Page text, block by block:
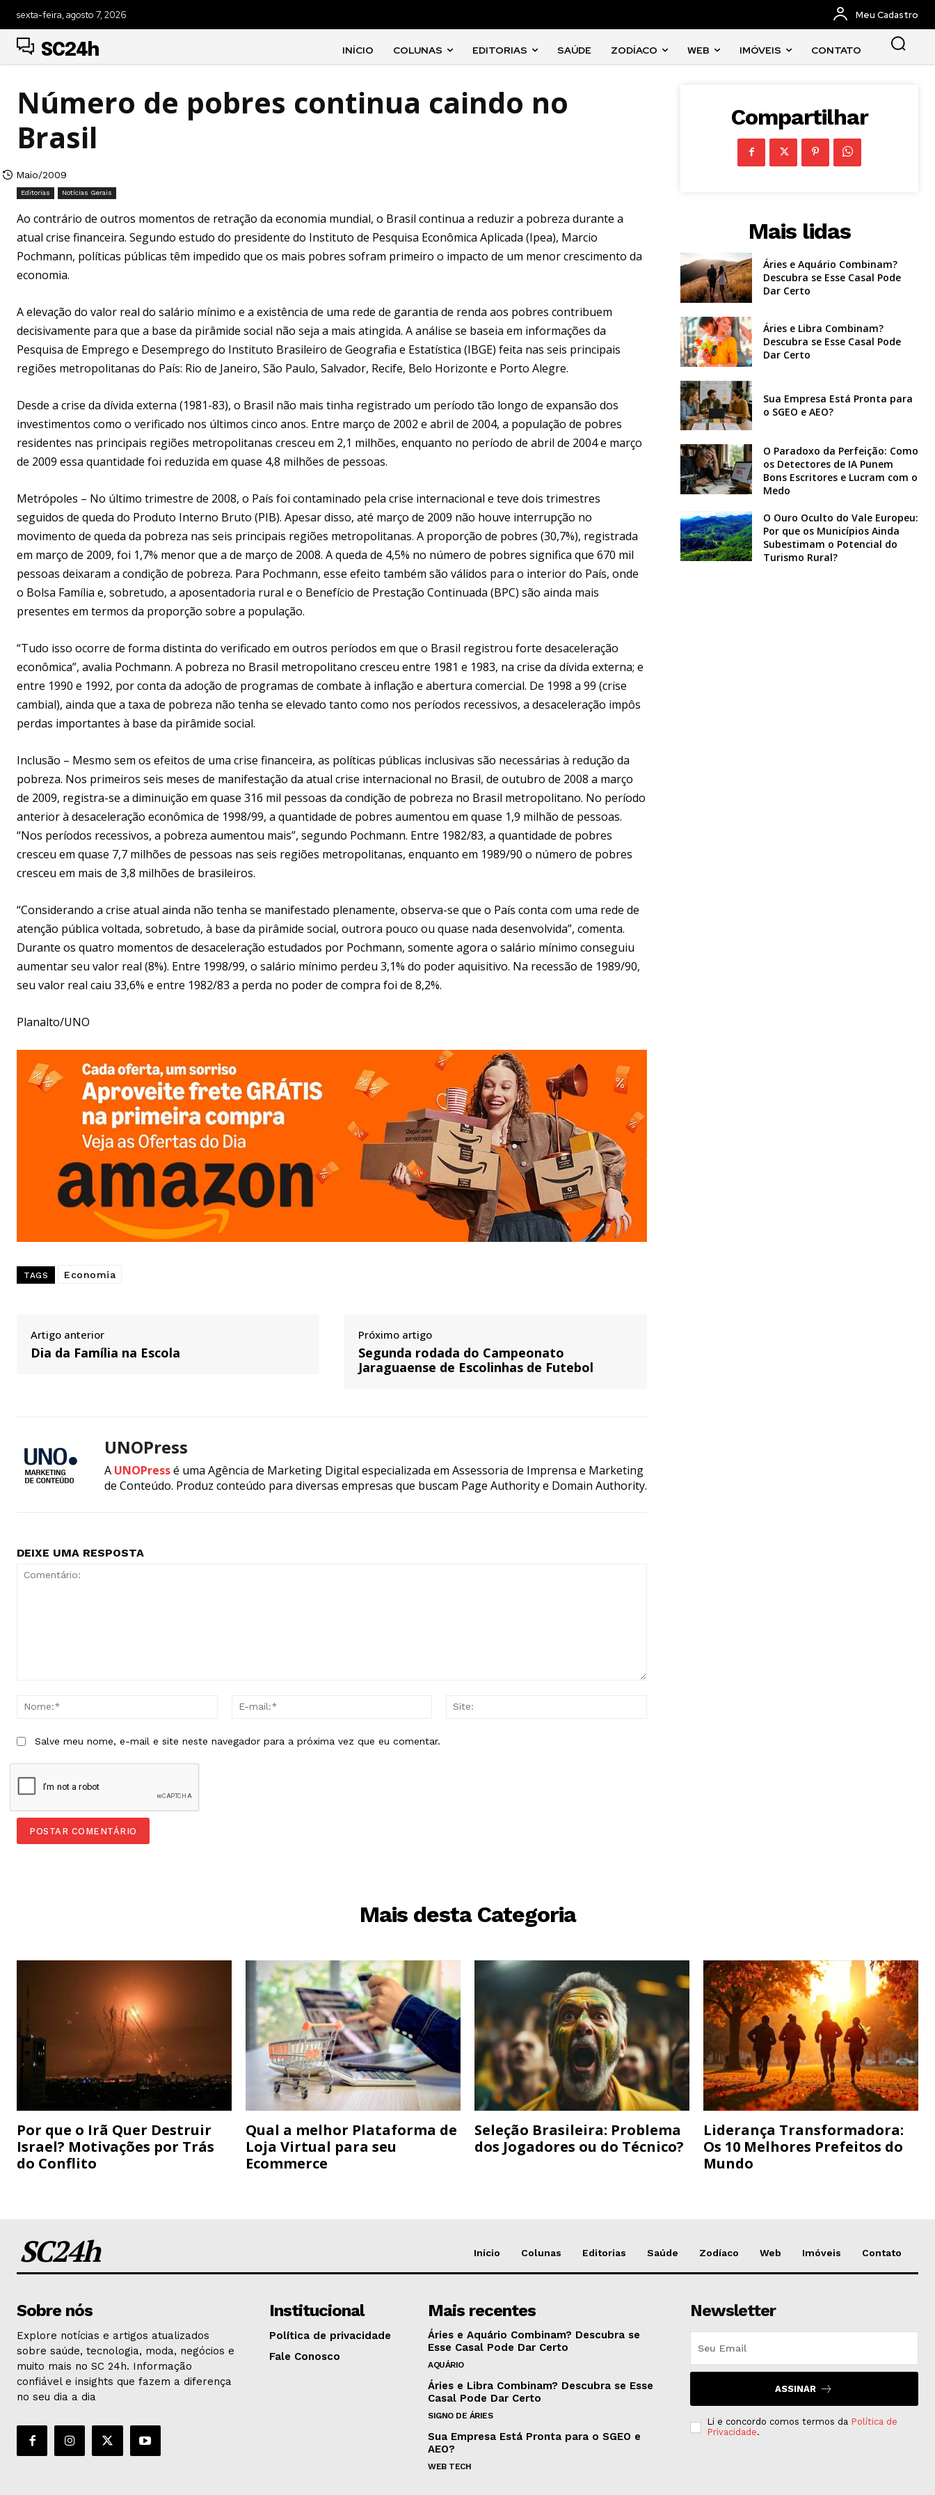
sexta-feira, agosto 7, 2026 Meu Cadastro
SC24h INÍCIO COLUNAS EDITORIAS SAÚDE ZODÍACO WEB IMÓVEIS CONTATO
Número de pobres continua caindo no
Brasil
Maio/2009
Editorias Notícias Gerais
Ao contrário de outros momentos de retração da economia mundial, o Brasil continua a reduzir a pobreza durante a
atual crise financeira. Segundo estudo do presidente do Instituto de Pesquisa Econômica Aplicada (Ipea), Marcio
Pochmann, políticas públicas têm impedido que os mais pobres sofram primeiro o impacto de um menor crescimento da
economia.
A elevação do valor real do salário mínimo e a existência de uma rede de garantia de renda aos pobres contribuem
decisivamente para que a base da pirâmide social não seja a mais atingida. A análise se baseia em informações da
Pesquisa de Emprego e Desemprego do Instituto Brasileiro de Geografia e Estatística (IBGE) feita nas seis principais
regiões metropolitanas do País: Rio de Janeiro, São Paulo, Salvador, Recife, Belo Horizonte e Porto Alegre.
Desde a crise da dívida externa (1981-83), o Brasil não mais tinha registrado um período tão longo de expansão dos
investimentos como o verificado nos últimos cinco anos. Entre março de 2002 e abril de 2004, a população de pobres
residentes nas principais regiões metropolitanas cresceu em 2,1 milhões, enquanto no período de abril de 2004 e março
de 2009 essa quantidade foi reduzida em quase 4,8 milhões de pessoas.
Metrópoles – No último trimestre de 2008, o País foi contaminado pela crise internacional e teve dois trimestres
seguidos de queda do Produto Interno Bruto (PIB). Apesar disso, até março de 2009 não houve interrupção no
movimento de queda da pobreza nas seis principais regiões metropolitanas. A proporção de pobres (30,7%), registrada
em março de 2009, foi 1,7% menor que a de março de 2008. A queda de 4,5% no número de pobres significa que 670 mil
pessoas deixaram a condição de pobreza. Para Pochmann, esse efeito também são válidos para o interior do País, onde
o Bolsa Família e, sobretudo, a aposentadoria rural e o Benefício de Prestação Continuada (BPC) são ainda mais
presentes em termos da proporção sobre a população.
“Tudo isso ocorre de forma distinta do verificado em outros períodos em que o Brasil registrou forte desaceleração
econômica”, avalia Pochmann. A pobreza no Brasil metropolitano cresceu entre 1981 e 1983, na crise da dívida externa; e
entre 1990 e 1992, por conta da adoção de programas de combate à inflação e abertura comercial. De 1998 a 99 (crise
cambial), ainda que a taxa de pobreza não tenha se elevado tanto como nos períodos recessivos, a desaceleração impôs
perdas importantes à base da pirâmide social.
Inclusão – Mesmo sem os efeitos de uma crise financeira, as políticas públicas inclusivas são necessárias à redução da
pobreza. Nos primeiros seis meses de manifestação da atual crise internacional no Brasil, de outubro de 2008 a março
de 2009, registra-se a diminuição em quase 316 mil pessoas da condição de pobreza no Brasil metropolitano. No período
anterior à desaceleração econômica de 1998/99, a quantidade de pobres aumentou em quase 1,9 milhão de pessoas.
“Nos períodos recessivos, a pobreza aumentou mais”, segundo Pochmann. Entre 1982/83, a quantidade de pobres
cresceu em quase 7,7 milhões de pessoas nas seis regiões metropolitanas, enquanto em 1989/90 o número de pobres
cresceu em mais de 3,8 milhões de brasileiros.
“Considerando a crise atual ainda não tenha se manifestado plenamente, observa-se que o País conta com uma rede de
atenção pública voltada, sobretudo, à base da pirâmide social, outrora pouco ou quase nada desenvolvida”, comenta.
Durante os quatro momentos de desaceleração estudados por Pochmann, somente agora o salário mínimo conseguiu
aumentar seu valor real (8%). Entre 1998/99, o salário mínimo perdeu 3,1% do poder aquisitivo. Na recessão de 1989/90,
seu valor real caiu 33,6% e entre 1982/83 a perda no poder de compra foi de 8,2%.
Planalto/UNO
TAGS Economia
Artigo anterior
Dia da Família na Escola
Próximo artigo
Segunda rodada do Campeonato
Jaraguaense de Escolinhas de Futebol
UNOPress
A UNOPressé uma Agência de Marketing Digital especializada em Assessoria de Imprensa e Marketing
de Conteúdo. Produz conteúdo para diversas empresas que buscam Page Authority e Domain Authority.
DEIXE UMA RESPOSTA
Nome:*
Salve meu nome, e-mail e site neste navegador para a próxima vez que eu comentar.
Compartilhar
Mais lidas
Áries e Aquário Combinam?
Descubra se Esse Casal Pode
Dar Certo
Áries e Libra Combinam?
Descubra se Esse Casal Pode
Dar Certo
Sua Empresa Está Pronta para
o SGEO e AEO?
O Paradoxo da Perfeição: Como
os Detectores de IA Punem
Bons Escritores e Lucram com o
Medo
O Ouro Oculto do Vale Europeu:
Por que os Municípios Ainda
Subestimam o Potencial do
Turismo Rural?
Mais desta Categoria
Por que o Irã Quer Destruir
Israel? Motivações por Trás
do Conflito
Qual a melhor Plataforma de
Loja Virtual para seu
Ecommerce
Seleção Brasileira: Problema
dos Jogadores ou do Técnico?
Liderança Transformadora:
Os 10 Melhores Prefeitos do
Mundo
SC24h Início Colunas Editorias Saúde Zodíaco Web Imóveis Contato
Sobre nós
Explore notícias e artigos atualizados
sobre saúde, tecnologia, moda, negócios e
muito mais no SC 24h. Informação
confiável e insights que fazem a diferença
no seu dia a dia
Institucional
Política de privacidade
Fale Conosco
Mais recentes
Áries e Aquário Combinam? Descubra se
Esse Casal Pode Dar Certo
AQUÁRIO
Áries e Libra Combinam? Descubra se Esse
Casal Pode Dar Certo
SIGNO DE ÁRIES
Sua Empresa Está Pronta para o SGEO e
AEO?
WEB TECH
Newsletter
ASSINAR
Li e concordo comos termos da Política de
Privacidade.